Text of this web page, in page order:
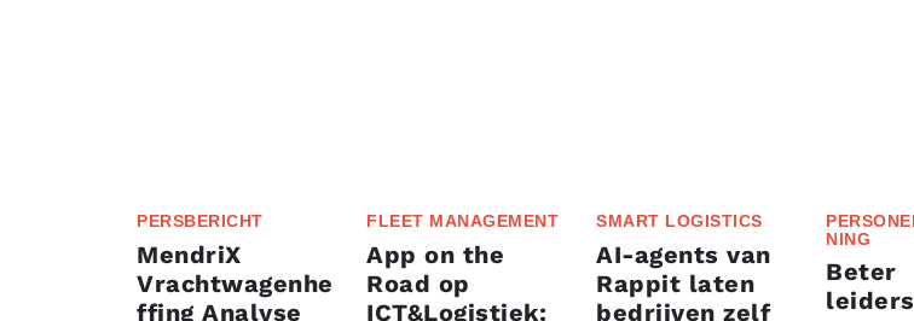
PERSBERICHT
MendriX
Vrachtwagenhe
ffing Analyse
FLEET MANAGEMENT
App on the
Road op
ICT&Logistiek:
SMART LOGISTICS
AI-agents van
Rappit laten
bedrijven zelf
NING
Beter